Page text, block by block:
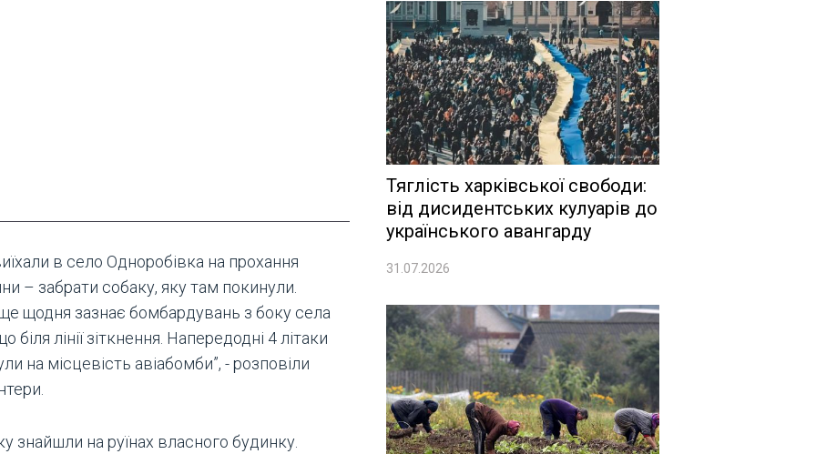
в село Одноробівка на прохання
– забрати собаку, яку там покинули.
щодня зазнає бомбардувань з боку села
біля лінії зіткнення. Напередодні 4 літаки
на місцевість авіабомби”, - розповіли
знайшли на руїнах власного будинку.
Тяглість харківської свободи:
від дисидентських кулуарів до
українського авангарду
31.07.2026